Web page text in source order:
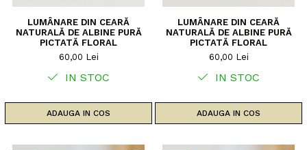
LUMÂNARE DIN CEARĂ
NATURALĂ DE ALBINE PURĂ
PICTATĂ FLORAL
60,00 Lei
IN STOC
ADAUGA IN COS
LUMÂNARE DIN CEARĂ
NATURALĂ DE ALBINE PURĂ
PICTATĂ FLORAL
60,00 Lei
IN STOC
ADAUGA IN COS